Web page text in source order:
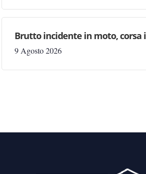
Brutto incidente in moto, corsa
9 Agosto 2026